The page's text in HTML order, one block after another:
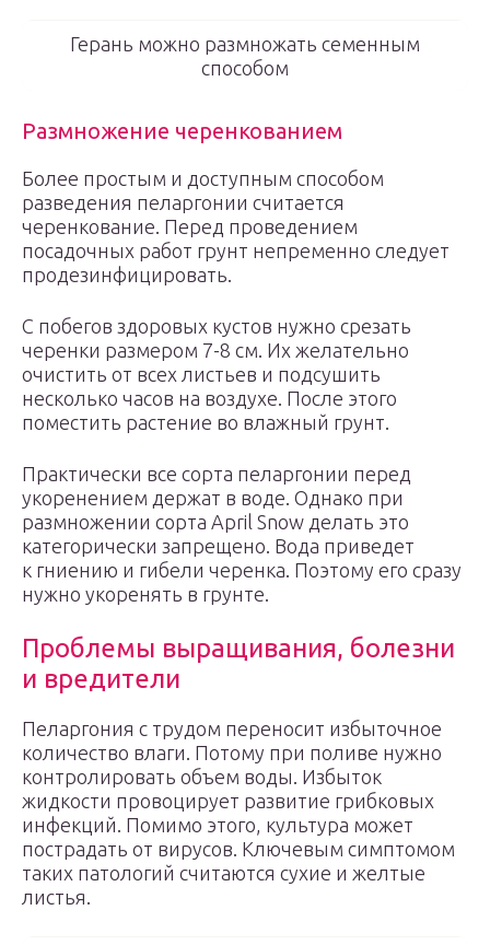
Герань можно размножать семенным
способом
Размножение черенкованием
Более простым и доступным способом
разведения пеларгонии считается
черенкование. Перед проведением
посадочных работ грунт непременно следует
продезинфицировать.
С побегов здоровых кустов нужно срезать
черенки размером 7-8 см. Их желательно
очистить от всех листьев и подсушить
несколько часов на воздухе. После этого
поместить растение во влажный грунт.
Практически все сорта пеларгонии перед
укоренением держат в воде. Однако при
размножении сорта April Snow делать это
категорически запрещено. Вода приведет
к гниению и гибели черенка. Поэтому его сразу
нужно укоренять в грунте.
Проблемы выращивания, болезни
и вредители
Пеларгония с трудом переносит избыточное
количество влаги. Потому при поливе нужно
контролировать объем воды. Избыток
жидкости провоцирует развитие грибковых
инфекций. Помимо этого, культура может
пострадать от вирусов. Ключевым симптомом
таких патологий считаются сухие и желтые
листья.